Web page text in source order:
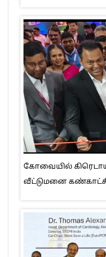
கோவையில் கிரெடாய்
வீட்டுமனை